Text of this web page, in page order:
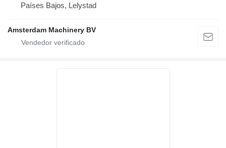
Países Bajos, Lelystad
Amsterdam Machinery BV